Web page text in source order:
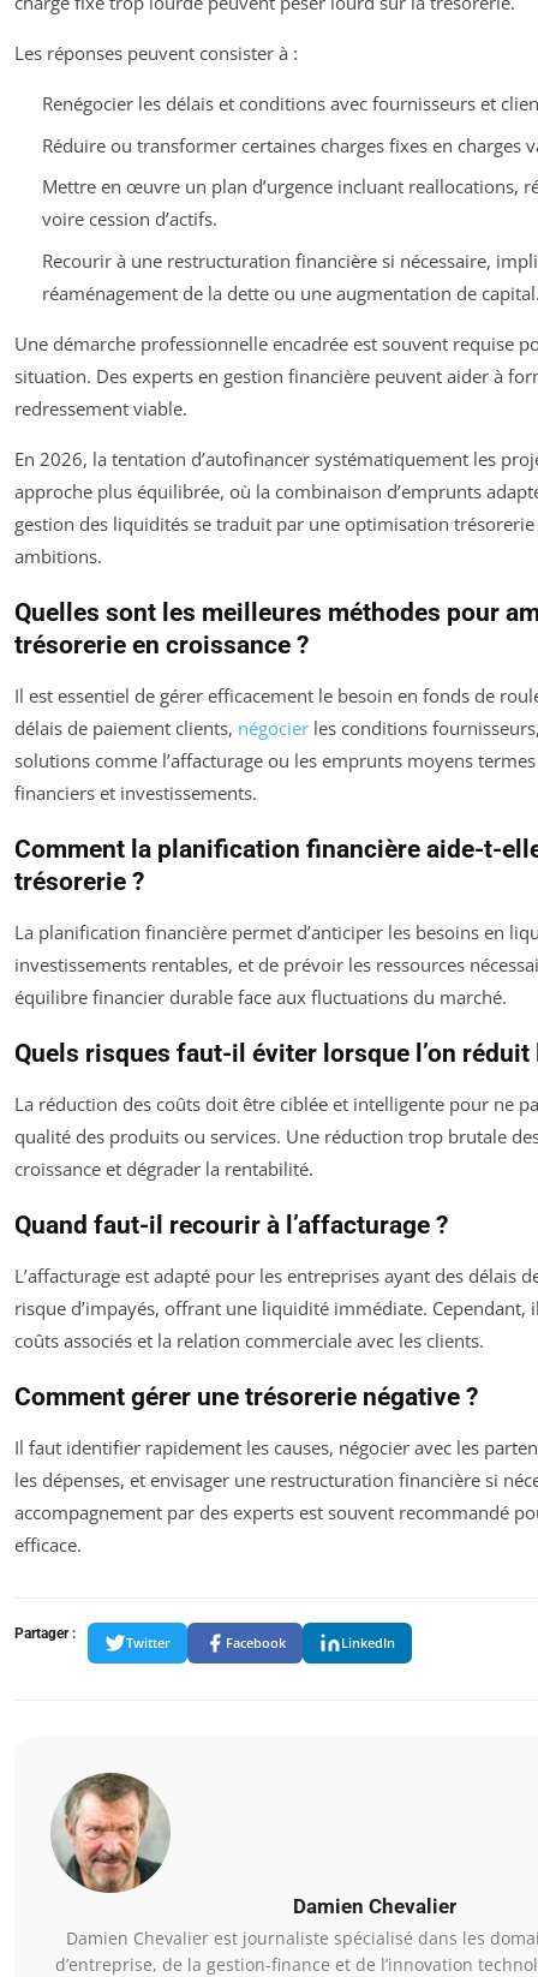
Les réponses peuvent consister à :
Renégocier les délais et conditions avec fournisseurs et
Réduire ou transformer certaines charges fixes en charges
Mettre en œuvre un plan d’urgence incluant reallocations,
voire cession d’actifs.
Recourir à une restructuration financière si nécessaire,
réaménagement de la dette ou une augmentation de
Une démarche professionnelle encadrée est souvent requise
situation. Des experts en gestion financière peuvent aider à
redressement viable.
En 2026, la tentation d’autofinancer systématiquement les
approche plus équilibrée, où la combinaison d’emprunts
gestion des liquidités se traduit par une optimisation
ambitions.
Quelles sont les meilleures méthodes pour
trésorerie en croissance ?
Il est essentiel de gérer efficacement le besoin en fonds de
délais de paiement clients, négocier les conditions
solutions comme l’affacturage ou les emprunts moyens
financiers et investissements.
Comment la planification financière aide-t-
trésorerie ?
La planification financière permet d’anticiper les besoins en
investissements rentables, et de prévoir les ressources
équilibre financier durable face aux fluctuations du marché.
Quels risques faut-il éviter lorsque l’on réduit
La réduction des coûts doit être ciblée et intelligente pour ne
qualité des produits ou services. Une réduction trop brutale
croissance et dégrader la rentabilité.
Quand faut-il recourir à l’affacturage ?
L’affacturage est adapté pour les entreprises ayant des délais
risque d’impayés, offrant une liquidité immédiate. Cependant,
coûts associés et la relation commerciale avec les clients.
Comment gérer une trésorerie négative ?
Il faut identifier rapidement les causes, négocier avec les
les dépenses, et envisager une restructuration financière si
accompagnement par des experts est souvent recommandé
efficace.
Partager :
Twitter Facebook LinkedIn
Damien Chevalier
Damien Chevalier est journaliste spécialisé dans les
d’entreprise, de la gestion-finance et de l’innovation